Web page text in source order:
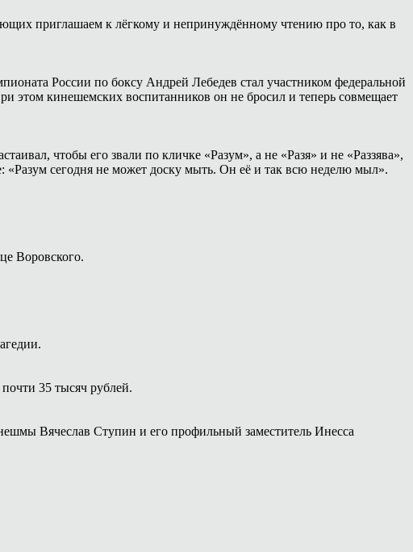
приглашаем к лёгкому и непринуждённому чтению про то, как в
России по боксу Андрей Лебедев стал участником федеральной
этом кинешемских воспитанников он не бросил и теперь совмещает
чтобы его звали по кличке «Разум», а не «Разя» и не «Раззява»,
сегодня не может доску мыть. Он её и так всю неделю мыл».
Воровского.
35 тысяч рублей.
Вячеслав Ступин и его профильный заместитель Инесса